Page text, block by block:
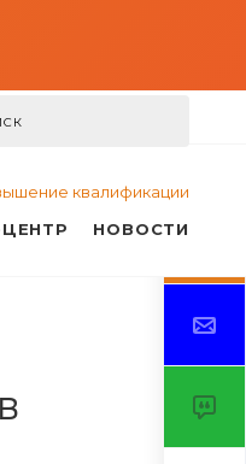
НОВОСТИ
квалификации